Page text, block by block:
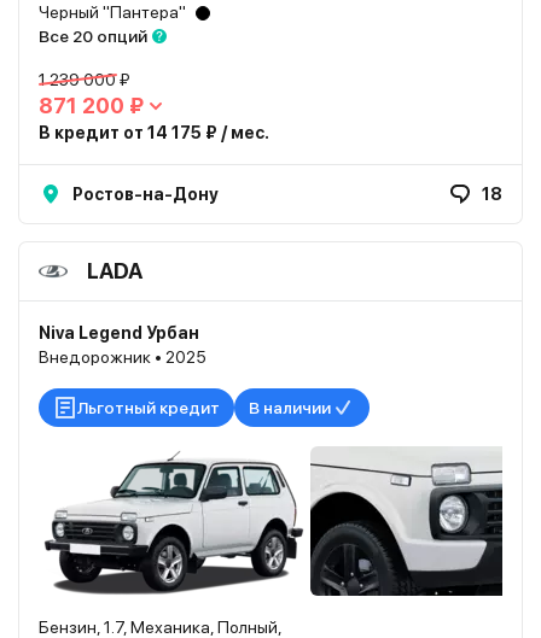
Черный "Пантера"
Все 20 опций
1 239 000 ₽
871 200 ₽
В кредит от 14 175 ₽ / мес.
Ростов-на-Дону 18
LADA
Niva Legend Урбан
Внедорожник • 2025
Льготный кредит В наличии
Бензин, 1.7, Механика, Полный,